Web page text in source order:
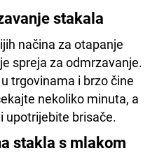
stakala
načina za otapanje
spreja za odmrzavanje.
trgovinama i brzo čine
nekoliko minuta, a
upotrijebite brisače.
stakla s mlakom